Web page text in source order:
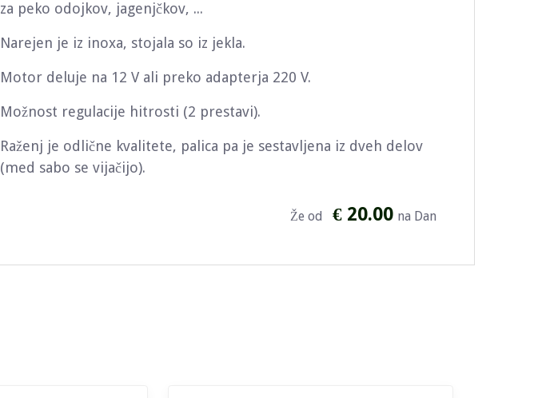
za peko odojkov, jagenjčkov, ...
Narejen je iz inoxa, stojala so iz jekla.
Motor deluje na 12 V ali preko adapterja 220 V.
Možnost regulacije hitrosti (2 prestavi).
Raženj je odlične kvalitete, palica pa je sestavljena iz dveh delov
(med sabo se vijačijo).
Že od € 20.00 na Dan